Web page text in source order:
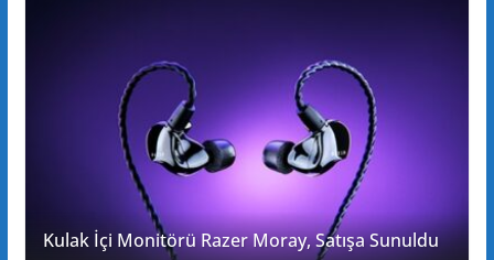
Kulak İçi Monitörü Razer Moray, Satışa Sunuldu